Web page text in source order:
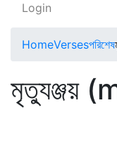
Login
HomeVersesপরিশেষ
মৃত্যুঞ্জয়